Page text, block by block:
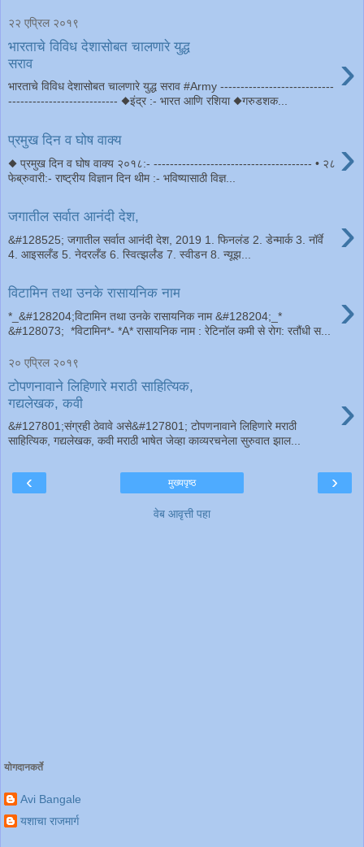
२२ एप्रिल २०१९
भारताचे विविध देशासोबत चालणारे युद्ध
सराव
›
भारताचे विविध देशासोबत चालणारे युद्ध सराव #Army ----------------------------
--------------------------- ◆इंद्र :- भारत आणि रशिया ◆गरुडशक...
प्रमुख दिन व घोष वाक्य ›
◆ प्रमुख दिन व घोष वाक्य २०१८:- --------------------------------------- • २८
फेब्रुवारी:- राष्ट्रीय विज्ञान दिन थीम :- भविष्यासाठी विज्ञ...
जगातील सर्वात आनंदी देश, ›
&#128525; जगातील सर्वात आनंदी देश, 2019 1. फिनलंड 2. डेन्मार्क 3. नॉर्वे
4. आइसलँड 5. नेदरलँड 6. स्वित्झर्लंड 7. स्वीडन 8. न्यूझ...
विटामिन तथा उनके रासायनिक नाम ›
*_&#128204;विटामिन तथा उनके रासायनिक नाम &#128204;_*
&#128073; *विटामिन*- *A* रासायनिक नाम : रेटिनाॅल कमी से रोग: रतौंधी स...
२० एप्रिल २०१९
टोपणनावाने लिहिणारे मराठी साहित्यिक,
गद्यलेखक, कवी
›
&#127801;संग्रही ठेवावे असे&#127801; टोपणनावाने लिहिणारे मराठी
साहित्यिक, गद्यलेखक, कवी मराठी भाषेत जेव्हा काव्यरचनेला सुरुवात झाल...
‹ ›
मुख्यपृष्ठ
वेब आवृत्ती पहा
योगदानकर्ते
Avi Bangale
यशाचा राजमार्ग